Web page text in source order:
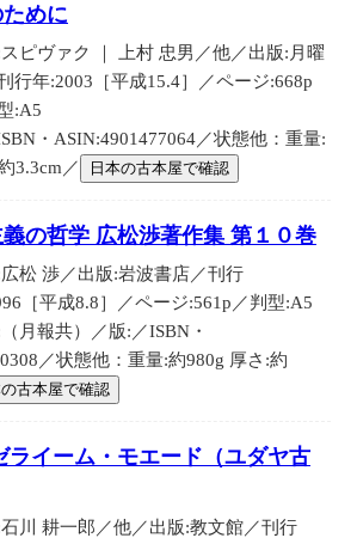
めに
ピヴァク ｜ 上村 忠男／他／出版:月曜
行年:2003［平成15.4］／ページ:668p
:A5
・ASIN:4901477064／状態他：重量:
3.3cm／
日本の古本屋で確認
の哲学 広松渉著作集 第１０巻
松 渉／出版:岩波書店／刊行
［平成8.8］／ページ:561p／判型:A5
月報共）／版:／ISBN・
／状態他：重量:約980g 厚さ:約
の古本屋で確認
ライーム・モエード（ユダヤ古
川 耕一郎／他／出版:教文館／刊行